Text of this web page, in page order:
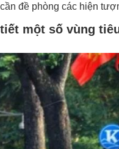
đề phòng các hiện
một số vùng